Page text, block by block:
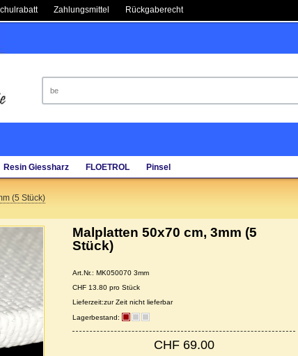
Resin Giessharz FLOETROL Pinsel
(5 Stück)
Malplatten 50x70 cm, 3mm (5
Stück)
Art.Nr.: MK050070 3mm
CHF 13.80 pro Stück
Lieferzeit:zur Zeit nicht lieferbar
Lagerbestand:
CHF 69.00
Rückgaberecht
Zahlungsmittel